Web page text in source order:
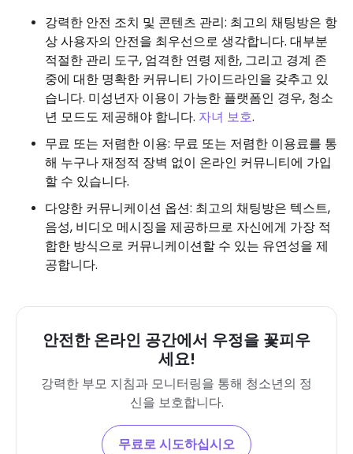
강력한 안전 조치 및 콘텐츠 관리: 최고의 채팅방은 항
상 사용자의 안전을 최우선으로 생각합니다. 대부분
적절한 관리 도구, 엄격한 연령 제한, 그리고 경계 존
중에 대한 명확한 커뮤니티 가이드라인을 갖추고 있
습니다. 미성년자 이용이 가능한 플랫폼인 경우, 청소
년 모드도 제공해야 합니다. 자녀 보호.
무료 또는 저렴한 이용: 무료 또는 저렴한 이용료를 통
해 누구나 재정적 장벽 없이 온라인 커뮤니티에 가입
할 수 있습니다.
다양한 커뮤니케이션 옵션: 최고의 채팅방은 텍스트,
음성, 비디오 메시징을 제공하므로 자신에게 가장 적
합한 방식으로 커뮤니케이션할 수 있는 유연성을 제
공합니다.
안전한 온라인 공간에서 우정을 꽃피우
세요!
강력한 부모 지침과 모니터링을 통해 청소년의 정
신을 보호합니다.
무료로 시도하십시오